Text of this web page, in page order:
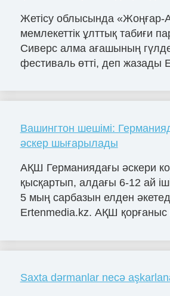
Жетісу облысында «Жоңғар-
мемлекеттік ұлттық табиғи
Сиверс алма ағашының
фестиваль өтті, деп жазады
Вашингтон шешімі:
әскер шығарылады
АҚШ Германиядағы әскери
қысқартып, алдағы 6-12 ай
5 мың сарбазын елден
Ertenmedia.kz. АҚШ қорғаныс
Saxta dərmanlar necə